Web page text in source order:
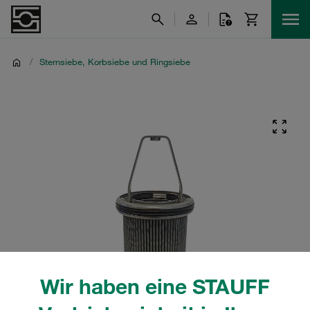
Wir haben eine STAUFF
/ Sternsiebe, Korbsiebe und Ringsiebe